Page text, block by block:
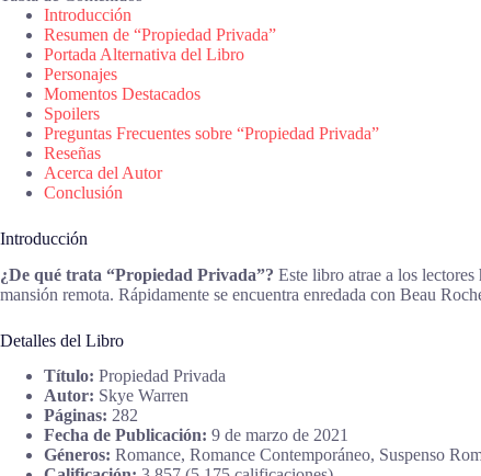
Introducción
Resumen de “Propiedad Privada”
Portada Alternativa del Libro
Personajes
Momentos Destacados
Spoilers
Preguntas Frecuentes sobre “Propiedad Privada”
Reseñas
Acerca del Autor
Conclusión
Introducción
¿De qué trata “Propiedad Privada”? Este libro atrae a los
mansión remota. Rápidamente se encuentra enredada con Beau
Detalles del Libro
Título: Propiedad Privada
Autor: Skye Warren
Páginas: 282
Fecha de Publicación: 9 de marzo de 2021
Géneros: Romance, Romance Contemporáneo, Suspenso